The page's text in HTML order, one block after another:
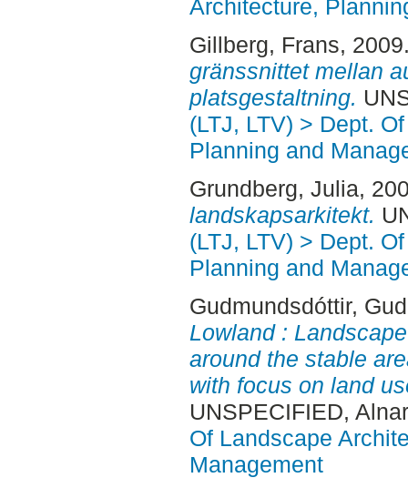
Architecture,
Gillberg, Frans,
gränssnittet mellan
platsgestaltning.
(LTJ, LTV) > Dept.
Planning and
Grundberg, Julia,
landskapsarkitekt.
(LTJ, LTV) > Dept.
Planning and
Gudmundsdóttir,
Lowland :
around the stable
with focus on land
UNSPECIFIED,
Of Landscape
Management